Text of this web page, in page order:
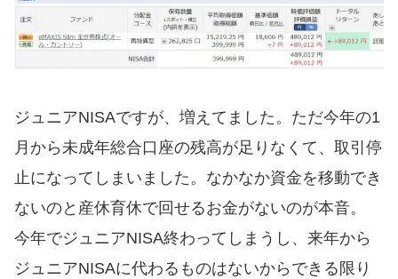
ジュニアNISAですが、増えてました。ただ今年の1
月から未成年総合口座の残高が足りなくて、取引停
止になってしまいました。なかなか資金を移動でき
ないのと産休育休で回せるお金がないのが本音。
今年でジュニアNISA終わってしまうし、来年から
ジュニアNISAに代わるものはないからできる限り